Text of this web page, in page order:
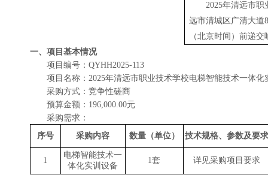
2025年清远市
远市清城区广清大道
（北京时间）前递交
一、项目基本情况
项目编号： QYHH2025-113
项目名称： 2025年清远市职业技术学校电梯智能技术一体化
采购方式：竞争性磋商
预算金额： 196,000.00元
采购需求：
序号
采购内容 数量（单位） 技术规格、参数及要
1
电梯智能技术一
体化实训设备
1套 详见采购项目要求